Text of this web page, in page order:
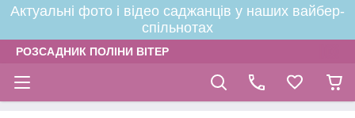
Актуальні фото і відео саджанців у наших вайбер-
спільнотах
РОЗСАДНИК ПОЛІНИ ВІТЕР